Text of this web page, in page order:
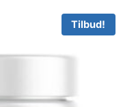
Tilbud!